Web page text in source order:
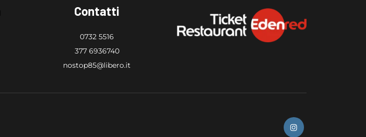
Contatti
0732 5516
377 6936740
nostop85@libero.it